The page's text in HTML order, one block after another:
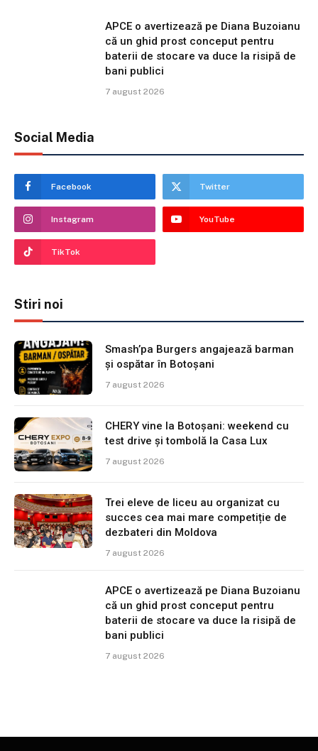
APCE o avertizează pe Diana Buzoianu
că un ghid prost conceput pentru
baterii de stocare va duce la risipă de
bani publici
7 august 2026
Social Media
Facebook Twitter
Instagram YouTube
TikTok
Stiri noi
Smash’pa Burgers angajează barman
și ospătar în Botoșani
7 august 2026
CHERY vine la Botoșani: weekend cu
test drive și tombolă la Casa Lux
7 august 2026
Trei eleve de liceu au organizat cu
succes cea mai mare competiție de
dezbateri din Moldova
7 august 2026
APCE o avertizează pe Diana Buzoianu
că un ghid prost conceput pentru
baterii de stocare va duce la risipă de
bani publici
7 august 2026